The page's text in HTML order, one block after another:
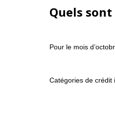
Quels
Pour le mois
Catégories de crédit